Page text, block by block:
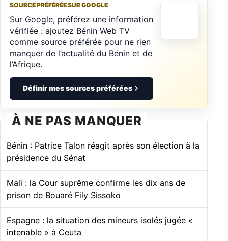
SOURCE PRÉFÉRÉE SUR GOOGLE
Sur Google, préférez une information
vérifiée : ajoutez Bénin Web TV
comme source préférée pour ne rien
manquer de l’actualité du Bénin et de
l’Afrique.
Définir mes sources préférées
À NE PAS MANQUER
Bénin : Patrice Talon réagit après son élection à la
présidence du Sénat
Mali : la Cour suprême confirme les dix ans de
prison de Bouaré Fily Sissoko
Espagne : la situation des mineurs isolés jugée «
intenable » à Ceuta